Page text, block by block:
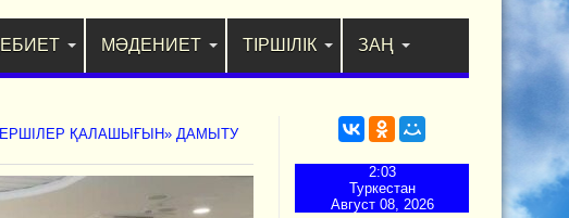
МӘДЕНИЕТ ТІРШІЛІК ЗАҢ
ҚАЛАШЫҒЫН» ДАМЫТУ
2:03
Туркестан
Август 08, 2026